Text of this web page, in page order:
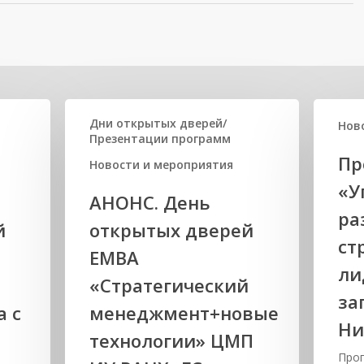
с
Дни открытых дверей/
Презентации программ
Новости и мероприятия
АНОНС. День
открытых дверей
ЕМВА
«Стратегический
менеджмент+новые
технологии» ЦМП